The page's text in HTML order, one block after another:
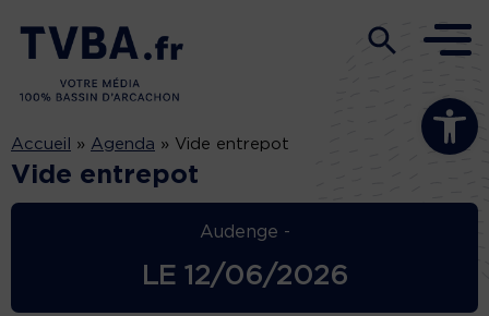
Ouvrir la
Accueil » Agenda » Vide entrepot
Vide entrepot
Audenge -
LE 12/06/2026